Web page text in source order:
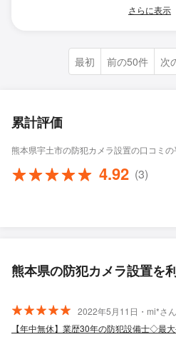
さらに表示
最初 前の50件 次
累計評価
熊本県宇土市の防犯カメラ設置の口コミ
4.92 (3)
熊本県の防犯カメラ設置を
2022年5月11日・mi*さん